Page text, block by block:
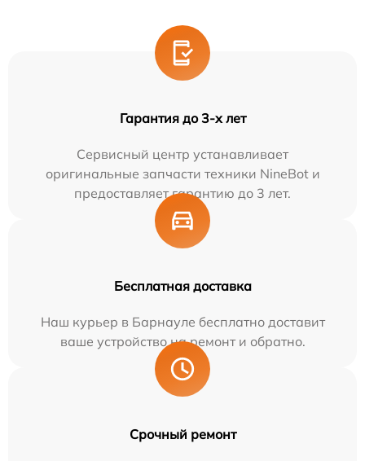
Гарантия до 3-х лет
Сервисный центр устанавливает
оригинальные запчасти техники NineBot и
предоставляет гарантию до 3 лет.
Бесплатная доставка
Наш курьер в Барнауле бесплатно доставит
ваше устройство на ремонт и обратно.
Срочный ремонт